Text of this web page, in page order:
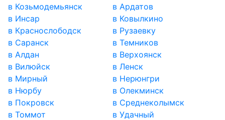
в Козьмодемьянск
в Ардатов
в Инсар
в Ковылкино
в Краснослободск
в Рузаевку
в Саранск
в Темников
в Алдан
в Верхоянск
в Вилюйск
в Ленск
в Мирный
в Нерюнгри
в Нюрбу
в Олекминск
в Покровск
в Среднеколымск
в Томмот
в Удачный